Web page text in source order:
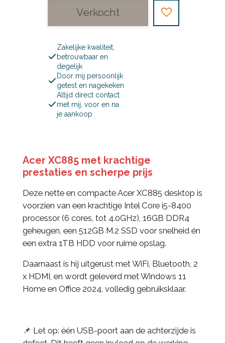
Verkocht
Zakelijke kwaliteit,
betrouwbaar en
degelijk
Door mij persoonlijk
getest en nagekeken
Altijd direct contact
met mij, voor en na
je aankoop
Acer XC885 met krachtige
prestaties en scherpe prijs
Deze nette en compacte Acer XC885 desktop is
voorzien van een krachtige Intel Core i5-8400
processor (6 cores, tot 4.0GHz), 16GB DDR4
geheugen, een 512GB M.2 SSD voor snelheid én
een extra 1TB HDD voor ruime opslag.
Daarnaast is hij uitgerust met WiFi, Bluetooth, 2
x HDMI, en wordt geleverd met Windows 11
Home en Office 2024, volledig gebruiksklaar.
📌 Let op: één USB-poort aan de achterzijde is